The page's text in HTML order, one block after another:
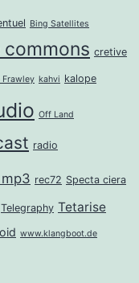
Bing Satellites
cretive
Frawley kahvi kalope
Off Land
radio
rec72 Specta ciera
Telegraphy Tetarise
www.klangboot.de